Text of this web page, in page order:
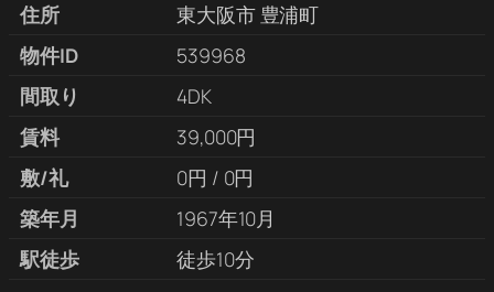
住所
東大阪市 豊浦町
物件ID
539968
間取り
4DK
賃料
39,000円
敷/礼
0円 / 0円
築年月
1967年10月
駅徒歩
徒歩10分